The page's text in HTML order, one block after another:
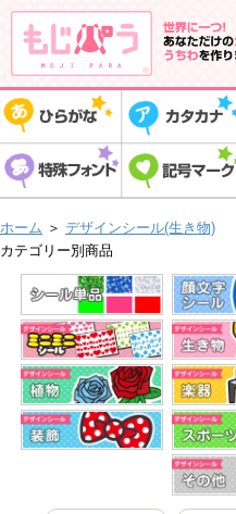
ホーム ＞ デザインシール(生き物)
カテゴリー別商品